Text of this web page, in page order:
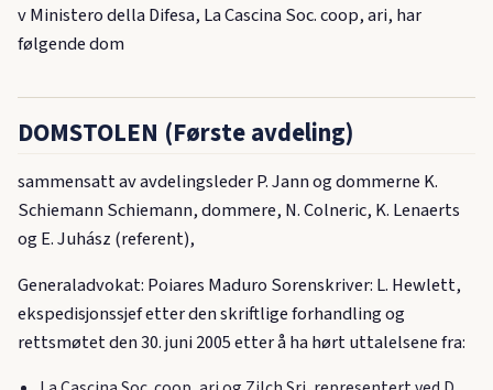
v Ministero della Difesa, La Cascina Soc. coop, ari, har
følgende dom
DOMSTOLEN (Første avdeling)
sammensatt av avdelingsleder P. Jann og dommerne K.
Schiemann Schiemann, dommere, N. Colneric, K. Lenaerts
og E. Juhász (referent),
Generaladvokat: Poiares Maduro Sorenskriver: L. Hewlett,
ekspedisjonssjef etter den skriftlige forhandling og
rettsmøtet den 30. juni 2005 etter å ha hørt uttalelsene fra: